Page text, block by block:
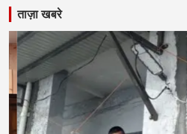
ताज़ा खबरे